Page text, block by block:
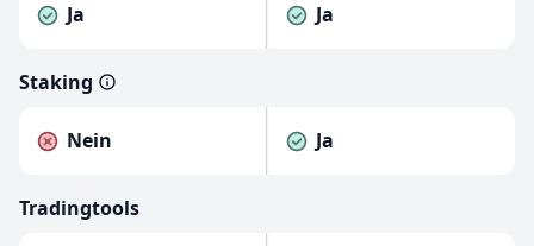
Ja Ja
Staking
Nein Ja
Tradingtools